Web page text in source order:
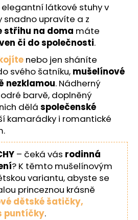
látkové stuhy v
snadno upravíte a z
střihu na doma máte
či do společnosti.
nebo jen sháníte
svého šatníku, mušelínové
nezklamou. Nádherný
barvě, doplněný
dělá společenské
kamarádky i romantické
– čeká vás rodinná
? K těmto mušelínovým
variantu, abyste se
princeznou krásně
dětské šatičky,
puntíčky.